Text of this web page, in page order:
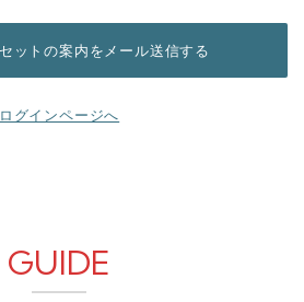
ログインページへ
GUIDE